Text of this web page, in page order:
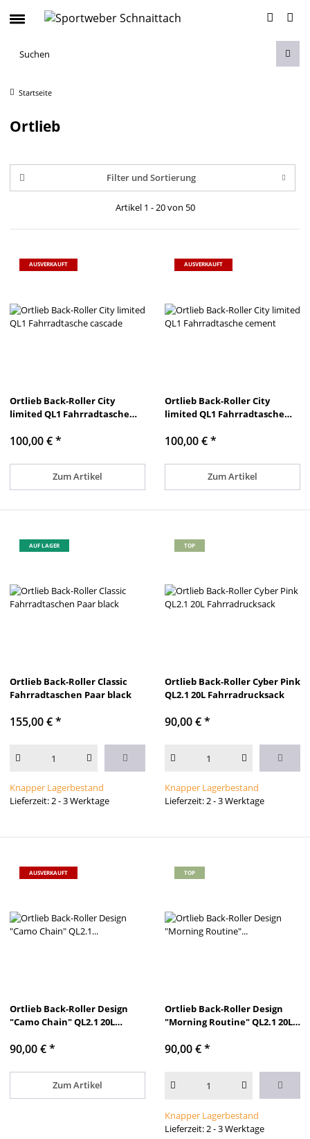
Startseite
Ortlieb
Filter und Sortierung
Artikel 1 - 20 von 50
AUSVERKAUFT
Ortlieb Back-Roller City
limited QL1 Fahrradtasche
100,00 €*
Zum Artikel
AUSVERKAUFT
Ortlieb Back-Roller City
limited QL1 Fahrradtasche
100,00 €*
Zum Artikel
AUF LAGER
Ortlieb Back-Roller Classic
Fahrradtaschen Paar black
155,00 €*
Knapper Lagerbestand
Lieferzeit: 2 - 3 Werktage
TOP
Ortlieb Back-Roller Cyber Pink
QL2.1 20L Fahrradrucksack
90,00 €*
Knapper Lagerbestand
Lieferzeit: 2 - 3 Werktage
AUSVERKAUFT
Ortlieb Back-Roller Design
"Camo Chain" QL2.1 20L
90,00 €*
Zum Artikel
TOP
Ortlieb Back-Roller Design
"Morning Routine" QL2.1 20L
90,00 €*
Knapper Lagerbestand
Lieferzeit: 2 - 3 Werktage